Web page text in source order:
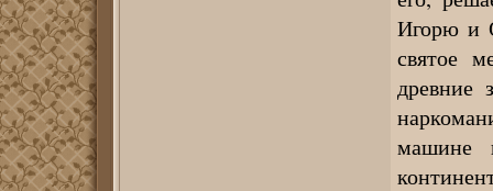
Игорю и
святое
древние
машине